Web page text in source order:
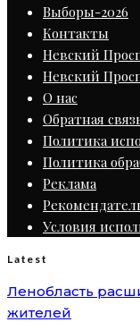
Выборы-2026
Контакты
Невский
Невский
О нас
Обратная
Политика
Политика
Реклама
Условия
Latest
Ленобласть
жителей